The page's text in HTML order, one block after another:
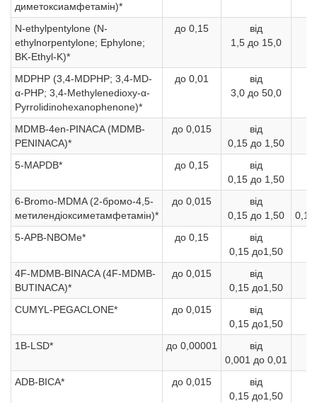
диметоксиамфетамін)*
N-ethylpentylone (N-
ethylnorpentylone; Ephylone;
BK-Ethyl-K)*
до 0,15
від
1,5 до 15,0
MDPHP (3,4-MDPHP; 3,4-MD-
α-PHP; 3,4-Methylenedioxy-α-
Pyrrolidinohexanophenone)*
до 0,01
від
3,0 до 50,0
MDMB-4en-PINACA (MDMB-
PENINACA)*
до 0,015
від
0,15 до 1,50
5-MAPDB*
до 0,15
від
0,15 до 1,50
6-Bromo-MDMA (2-бромо-4,5-
метилендіоксиметамфетамін)*
до 0,015
від
0,15 до 1,50
0,15
5-APB-NBOMe*
до 0,15
від
0,15 до1,50
4F-MDMB-BINACA (4F-MDMB-
BUTINACA)*
до 0,015
від
0,15 до1,50
CUMYL-PEGACLONE*
до 0,015
від
0,15 до1,50
1B-LSD*
до 0,00001
від
0,001 до 0,01
ADB-BICA*
до 0,015
від
0,15 до1,50